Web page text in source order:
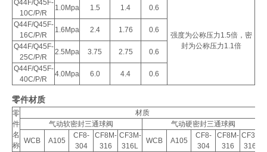
Q44F/Q45F-
10C/P/R
1.0Mpa 1.5 1.4 0.6
强度为公称压力1.5倍，密
封为公称压力1.1倍
Q44F/Q45F-
16C/P/R
1.6Mpa 2.4 1.76
0.6
Q44F/Q45F-
25C/P/R
2.5Mpa 3.75 2.75
0.6
Q44F/Q45F-
40C/P/R
4.0Mpa 6.0 4.4 0.6
零件材质
零
件
名
称
材质
气动软密封三通球阀
气动硬密封三通球阀
WCB
A105
CF8-
304
CF8M-
316
CF3M-
316L
WCB A105
CF8-
304
CF8M-
316
CF3M-
316L